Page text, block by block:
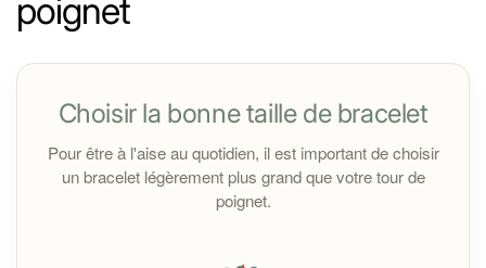
Retrouvez les origines des pierres des
Toutes les pierres sont purifiées à la fumée de sauge
nettoyer sous un jet d'eau courante pour les nettoyer
si vous en ressentez le besoin.
poignet
Choisir la bonne taille de bracelet
Pour être à l'aise au quotidien, il est important de choisir
un bracelet légèrement plus grand que votre tour de
poignet.